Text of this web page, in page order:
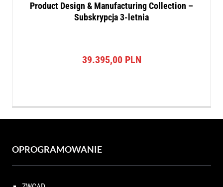
Product Design & Manufacturing Collection –
Subskrypcja 3-letnia
39.395,00 PLN
OPROGRAMOWANIE